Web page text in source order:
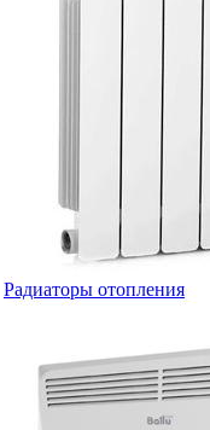
Радиаторы отопления